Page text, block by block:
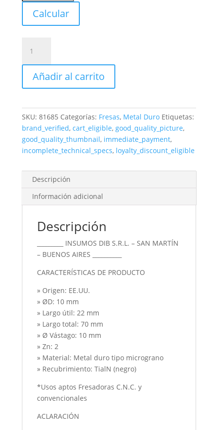
Envio
Calcular
Cortes
Esferica
Metal
Ø10
Mm
Fresadora
Cnc
cantidad
Añadir al carrito
SKU: 81685 Categorías: Fresas, Metal Duro Etiquetas:
brand_verified, cart_eligible, good_quality_picture,
good_quality_thumbnail, immediate_payment,
incomplete_technical_specs, loyalty_discount_eligible
Descripción
Información adicional
Descripción
_________ INSUMOS DIB S.R.L. – SAN MARTÍN
– BUENOS AIRES __________
CARACTERÍSTICAS DE PRODUCTO
» Origen: EE.UU.
» ØD: 10 mm
» Largo útil: 22 mm
» Largo total: 70 mm
» Ø Vástago: 10 mm
» Zn: 2
» Material: Metal duro tipo micrograno
» Recubrimiento: TialN (negro)
*Usos aptos Fresadoras C.N.C. y
convencionales
ACLARACIÓN